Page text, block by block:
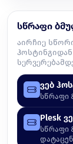
სწრაფი
აირჩიე
ვებ
სწრაფი
Plesk
სწრაფი